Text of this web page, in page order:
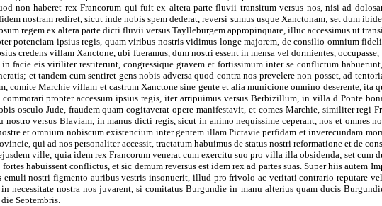
non haberet rex Francorum qui fuit ex altera parte fluvii transitum versus nos, nisi ad
nostram rediret, sicut inde nobis spem dederat, reversi sumus usque Xanctonam; set dum
regem ex altera parte dicti fluvii versus Taylleburgem appropinquare, illuc accessimus ut
potenciam ipsius regis, quam viribus nostris vidimus longe majorem, de consilio omnium
credens villam Xanctone, ubi fueramus, dum nostri essent in mensa vel dormientes,
eis viriliter restiterunt, congressique gravem et fortissimum inter se conflictum
et tandem cum sentiret gens nobis adversa quod contra nos prevelere non posset, ad
comite Marchie villam et castrum Xanctone sine gente et alia municione omnino deserente, ita
commorari propter accessum ipsius regis, iter arripuimus versus Berbizillum, in villa d Ponte
osculo Jude, fraudem quam cogitaverat opere manifestavit, et comes Marchie, similiter regi
versus Blaviam, in manus dicti regis, sicut in animo nequissime ceperant, nos et omnes
et omnium nobiscum existencium inter gentem illam Pictavie perfidam et inverecundam
qui ad nos personaliter accessit, tractatum habuimus de status nostri reformatione et de
ville, quia idem rex Francorum venerat cum exercitu suo pro villa illa obsidenda; set cum
habuissent conflictus, et sic demum reversus est idem rex ad partes suas. Super hiis
emuli nostri figmento auribus vestris insonuerit, illud pro frivolo ac veritati contrario reputare
necessitate nostra nos juvarent, si comitatus Burgundie in manu alterius quam ducis
Septembris.